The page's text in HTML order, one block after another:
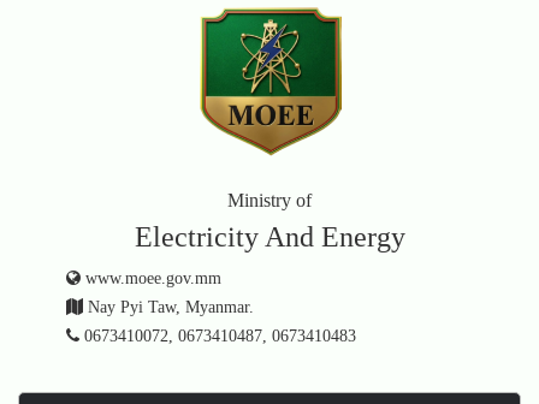
Ministry of
Electricity And Energy
www.moee.gov.mm
Nay Pyi Taw, Myanmar.
0673410072, 0673410487, 0673410483